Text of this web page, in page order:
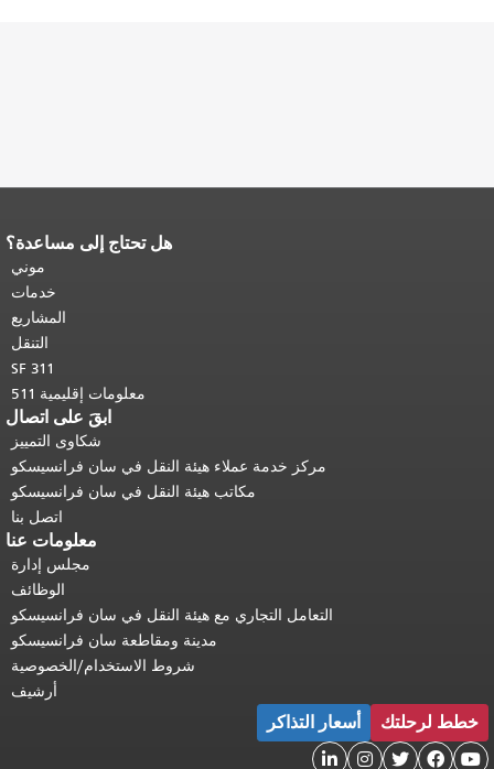
هل تحتاج إلى مساعدة؟
موني
خدمات
المشاريع
التنقل
SF 311
معلومات إقليمية 511
ابقَ على اتصال
شكاوى التمييز
مركز خدمة عملاء هيئة النقل في سان فرانسيسكو
مكاتب هيئة النقل في سان فرانسيسكو
اتصل بنا
معلومات عنا
مجلس إدارة
الوظائف
التعامل التجاري مع هيئة النقل في سان فرانسيسكو
مدينة ومقاطعة سان فرانسيسكو
شروط الاستخدام/الخصوصية
أرشيف
خطط لرحلتك أسعار التذاكر




